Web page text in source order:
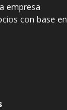
empresa
con base en